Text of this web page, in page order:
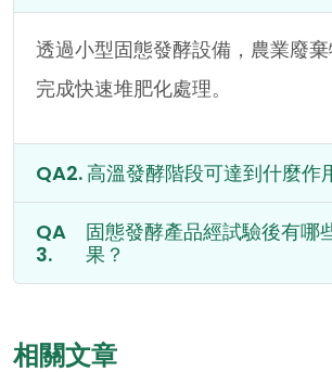
透過小型固態發酵設備，農業廢
完成快速堆肥化處理。
高溫發酵階段可達到什麼作
固態發酵產品經試驗後有哪
果？
相關文章